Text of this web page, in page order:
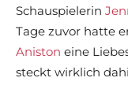
Schauspielerin
Tage zuvor hatte
Aniston eine
steckt wirklich